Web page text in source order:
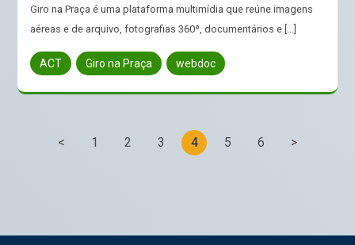
Giro na Praça é uma plataforma multimídia que reúne imagens
aéreas e de arquivo, fotografias 360º, documentários e […]
ACT Giro na Praça webdoc
< 1 2 3 4 5 6 >